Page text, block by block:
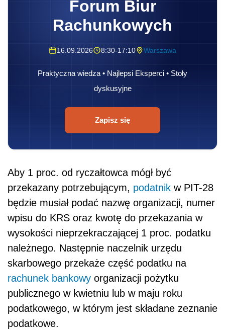
Forum Biur
Rachunkowych
16.09.2026 8:30-17:10 Warszawa
Praktyczna wiedza • Najlepsi Eksperci • Stoły
dyskusyjne
Zapisz się
Aby 1 proc. od ryczałtowca mógł być
przekazany potrzebującym, podatnik w PIT-28
będzie musiał podać nazwę organizacji, numer
wpisu do KRS oraz kwotę do przekazania w
wysokości nieprzekraczającej 1 proc. podatku
należnego. Następnie naczelnik urzędu
skarbowego przekaże część podatku na
rachunek bankowy organizacji pożytku
publicznego w kwietniu lub w maju roku
podatkowego, w którym jest składane zeznanie
podatkowe.